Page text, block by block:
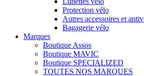
Protection vélo
Autres accessoires et
Bagagerie vélo
Marques
Boutique Assos
Boutique MAVIC
Boutique SPECIALIZED
TOUTES NOS MARQUES